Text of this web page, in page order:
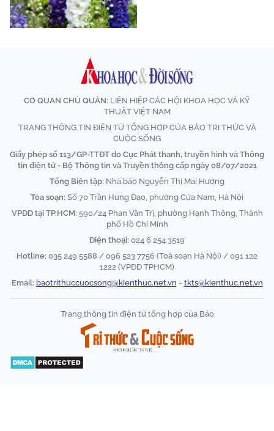
CƠ QUAN CHỦ QUẢN: LIÊN HIỆP CÁC HỘI KHOA HỌC VÀ KỸ
THUẬT VIỆT NAM
TRANG THÔNG TIN ĐIỆN TỬ TỔNG HỢP CỦA BÁO TRI THỨC VÀ
CUỘC SỐNG
Giấy phép số 113/GP-TTĐT do Cục Phát thanh, truyền hình và Thông
tin điện tử - Bộ Thông tin và Truyền thông cấp ngày 08/07/2021
Tổng Biên tập: Nhà báo Nguyễn Thị Mai Hương
Tòa soạn: Số 70 Trần Hưng Đạo, phường Cửa Nam, Hà Nội
VPĐD tại TP.HCM: 590/24 Phan Văn Trị, phường Hạnh Thông, Thành
phố Hồ Chí Minh
Điện thoại: 024 6 254 3519
Hotline: 035 249 5588 / 096 523 7756 (Toà soạn Hà Nội) / 091 122
1222 (VPĐD TPHCM)
Email: baotrithuccuocsong@kienthuc.net.vn - tkts@kienthuc.net.vn
Trang thông tin điện tử tổng hợp của Báo